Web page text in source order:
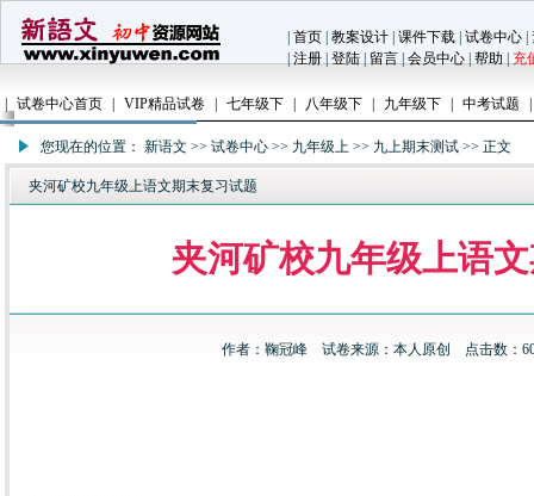
首页 教案设计 课件下载 试卷中心
注册 登陆 留言 会员中心 帮助 充
试卷中心首页 VIP精品试卷 七年级下 八年级下 九年级下 中考试题
您现在的位置： 新语文 >> 试卷中心 >> 九年级上 >> 九上期末测试 >> 正文
夹河矿校九年级上语文期末复习试题
夹河矿校九年级上语
作者： 鞠冠峰试卷来源： 本人原创 点击数：